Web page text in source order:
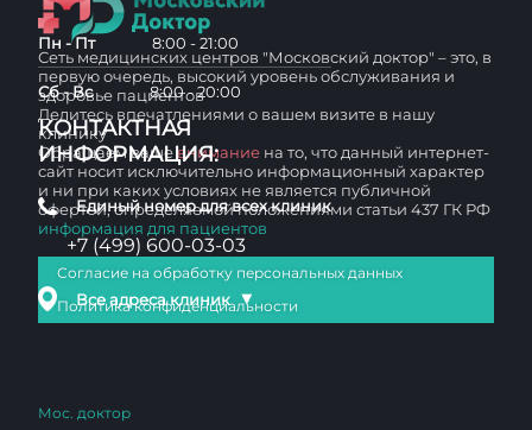
Пн - Пт 8:00 - 21:00
Сб - Вс 8:00 - 20:00
КОНТАКТНАЯ
ИНФОРМАЦИЯ:
Единый номер для всех клиник
+7 (499) 600-03-03
Все адреса клиник ▼
Сеть медицинских центров "Московский доктор" – это, в
первую очередь, высокий уровень обслуживания и
здоровье пациентов
Делитесь впечатлениями о вашем визите в нашу
клинику
Обращаем вашевнимание на то, что данный интернет-
сайт носит исключительно информационный характер
и ни при каких условиях не является публичной
офертой, определяемой положениями статьи 437 ГК РФ
информация для пациентов
Согласие на обработку персональных данных
Политика конфиденциальности
Мос. доктор